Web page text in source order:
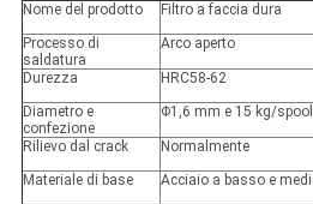
Nome del prodotto
Filtro a faccia dura
Processo di
saldatura
Arco aperto
Durezza
HRC58-62
Diametro e
confezione
Φ1,6 mm e 15 kg/
Rilievo dal crack
Normalmente
Materiale di base
Acciaio a basso e